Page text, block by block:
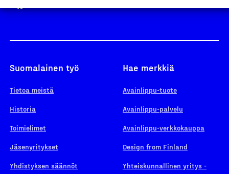
Suomalainen työ
Tietoa meistä
Historia
Toimielimet
Jäsenyritykset
Yhdistyksen säännöt
Hae merkkiä
Avainlippu-tuote
Avainlippu-palvelu
Avainlippu-verkkokauppa
Design from Finland
Yhteiskunnallinen yritys -